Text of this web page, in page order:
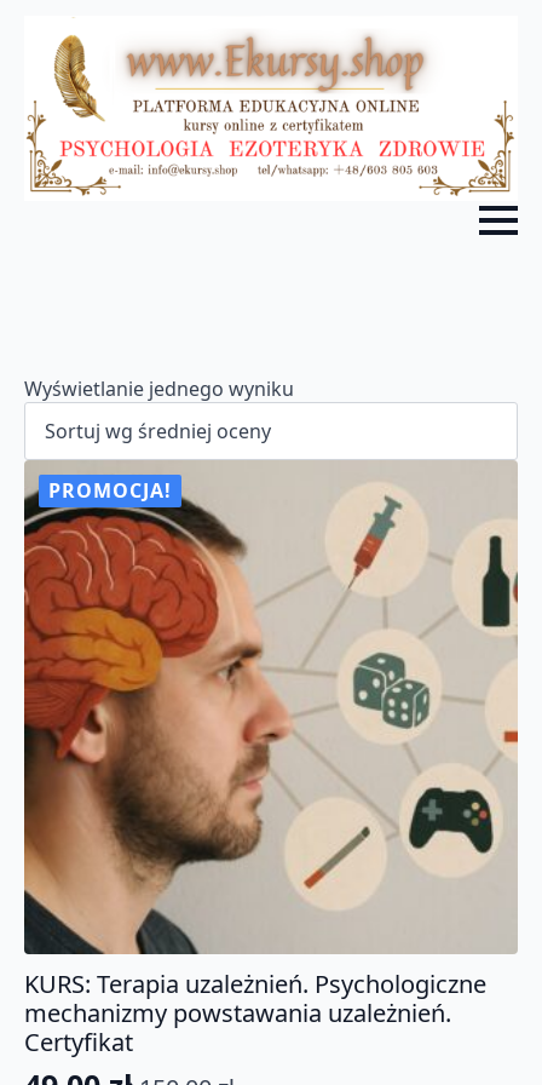
Wyświetlanie jednego wyniku
PROMOCJA!
KURS: Terapia uzależnień. Psychologiczne
mechanizmy powstawania uzależnień.
Certyfikat